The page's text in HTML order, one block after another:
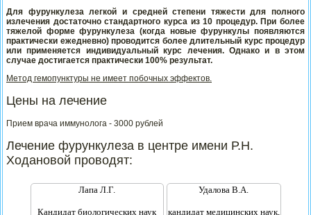
Для фурункулеза легкой и средней степени тяжести для полного
излечения достаточно стандартного курса из 10 процедур. При более
тяжелой форме фурункулеза (когда новые фурункулы появляются
практически ежедневно) проводится более длительный курс процедур
или применяется индивидуальный курс лечения. Однако и в этом
случае достигается практически 100% результат.
Метод гемопунктуры не имеет побочных эффектов.
Цены на лечение
Прием врача иммунолога - 3000 рублей
Лечение фурункулеза в центре имени Р.Н.
Ходановой проводят:
Лапа Л.Г.
Кандидат биологических наук
Удалова В.А.
кандидат медицинских наук,